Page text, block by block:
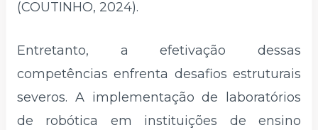
(COUTINHO, 2024).
Entretanto, a efetivação dessas
competências enfrenta desafios estruturais
severos. A implementação de laboratórios
de robótica em instituições de ensino